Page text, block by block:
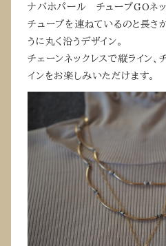
ナバホパール チューブGOネ
チューブを連ねているのと長さ
うに丸く沿うデザイン。
チェーンネックレスで縦ライン、
インをお楽しみいただけます。